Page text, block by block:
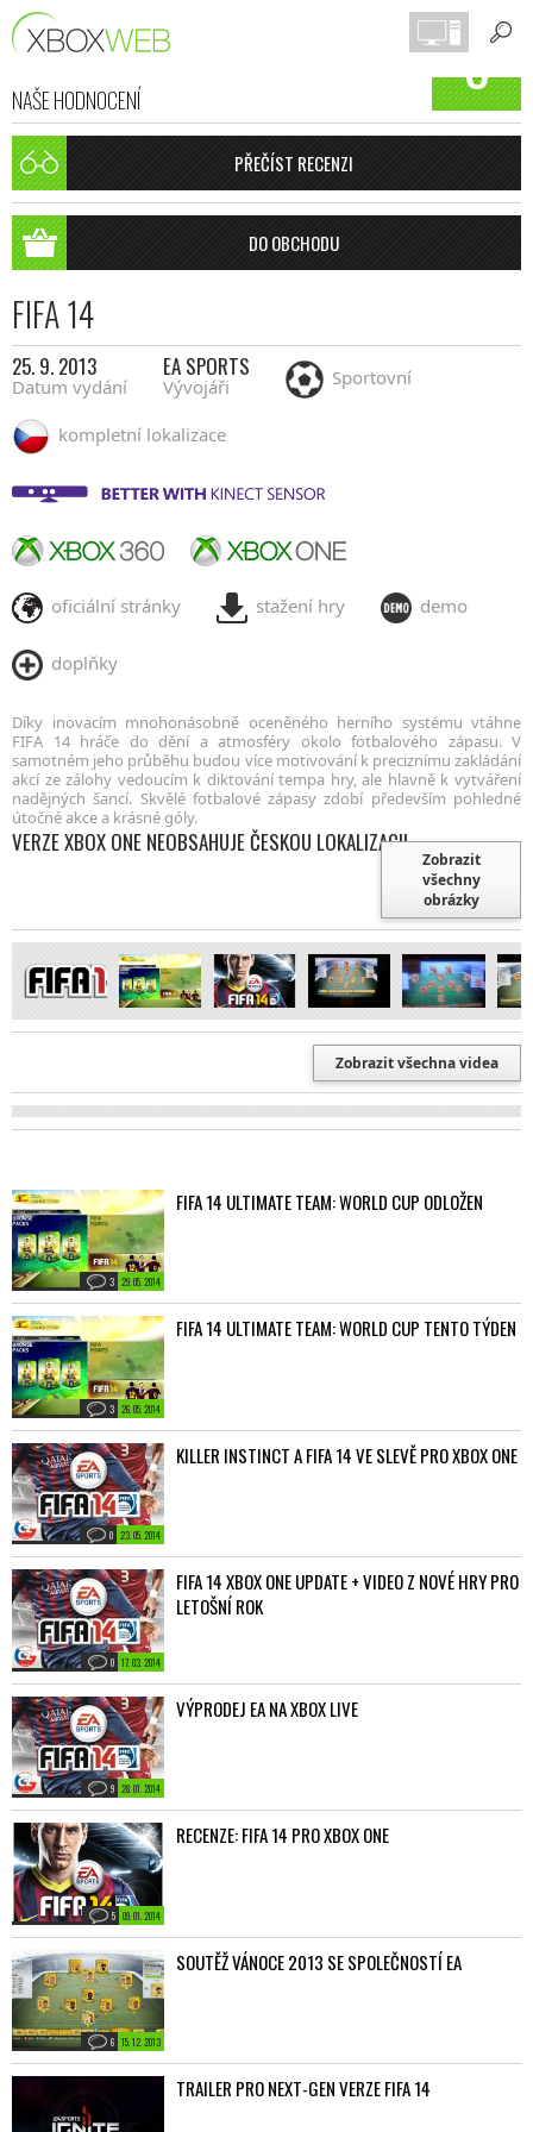
NAŠE HODNOCENÍ 8
PŘEČÍST RECENZI
DO OBCHODU
FIFA 14
25. 9. 2013
Datum vydání
EA SPORTS
Vývojáři Sportovní
kompletní lokalizace
oficiální stránky stažení hry demo
doplňky
Díky inovacím mnohonásobně oceněného herního systému vtáhne
FIFA 14 hráče do dění a atmosféry okolo fotbalového zápasu. V
samotném jeho průběhu budou více motivování k preciznímu zakládání
akcí ze zálohy vedoucím k diktování tempa hry, ale hlavně k vytváření
nadějných šancí. Skvělé fotbalové zápasy zdobí především pohledné
útočné akce a krásné góly.
VERZE XBOX ONE NEOBSAHUJE ČESKOU LOKALIZACI!
Zobrazit
všechny
obrázky
Zobrazit všechna videa
29. 05. 2014
3
FIFA 14 ULTIMATE TEAM: WORLD CUP ODLOŽEN
26. 05. 2014
3
FIFA 14 ULTIMATE TEAM: WORLD CUP TENTO TÝDEN
23. 05. 2014
0
KILLER INSTINCT A FIFA 14 VE SLEVĚ PRO XBOX ONE
17. 03. 2014
0
FIFA 14 XBOX ONE UPDATE + VIDEO Z NOVÉ HRY PRO
LETOŠNÍ ROK
28. 01. 2014
9
VÝPRODEJ EA NA XBOX LIVE
09. 01. 2014
5
RECENZE: FIFA 14 PRO XBOX ONE
15. 12. 2013
6
SOUTĚŽ VÁNOCE 2013 SE SPOLEČNOSTÍ EA
TRAILER PRO NEXT-GEN VERZE FIFA 14